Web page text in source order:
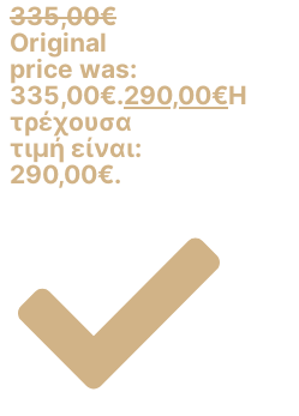
335,00€
Original
price was:
335,00€.290,00€Η
τρέχουσα
τιμή είναι:
290,00€.